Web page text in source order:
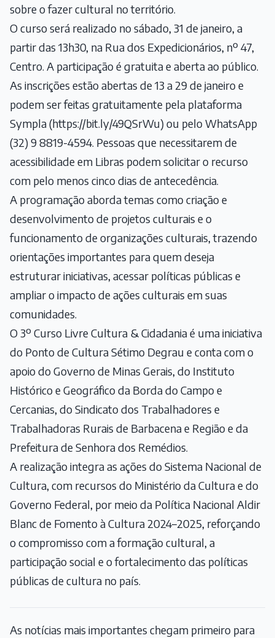
sobre o fazer cultural no território.
O curso será realizado no sábado, 31 de janeiro, a
partir das 13h30, na Rua dos Expedicionários, nº 47,
Centro. A participação é gratuita e aberta ao público.
As inscrições estão abertas de 13 a 29 de janeiro e
podem ser feitas gratuitamente pela plataforma
Sympla (https://bit.ly/49QSrWu) ou pelo WhatsApp
(32) 9 8819-4594. Pessoas que necessitarem de
acessibilidade em Libras podem solicitar o recurso
com pelo menos cinco dias de antecedência.
A programação aborda temas como criação e
desenvolvimento de projetos culturais e o
funcionamento de organizações culturais, trazendo
orientações importantes para quem deseja
estruturar iniciativas, acessar políticas públicas e
ampliar o impacto de ações culturais em suas
comunidades.
O 3º Curso Livre Cultura & Cidadania é uma iniciativa
do Ponto de Cultura Sétimo Degrau e conta com o
apoio do Governo de Minas Gerais, do Instituto
Histórico e Geográfico da Borda do Campo e
Cercanias, do Sindicato dos Trabalhadores e
Trabalhadoras Rurais de Barbacena e Região e da
Prefeitura de Senhora dos Remédios.
A realização integra as ações do Sistema Nacional de
Cultura, com recursos do Ministério da Cultura e do
Governo Federal, por meio da Política Nacional Aldir
Blanc de Fomento à Cultura 2024–2025, reforçando
o compromisso com a formação cultural, a
participação social e o fortalecimento das políticas
públicas de cultura no país.
As notícias mais importantes chegam primeiro para